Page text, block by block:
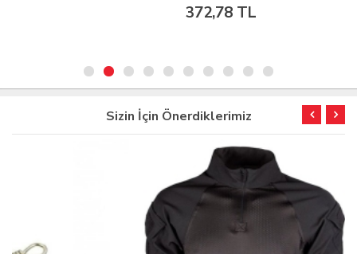
372,78 TL
Sizin İçin Önerdiklerimiz